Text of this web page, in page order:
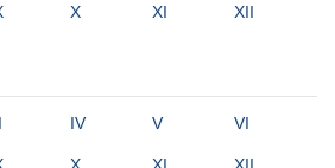
X XI XII
IV V VI
X XI XII